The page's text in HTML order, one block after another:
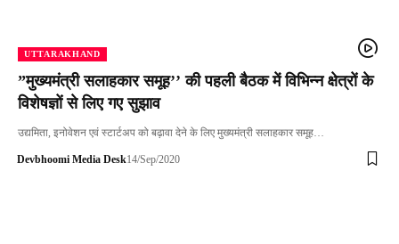
UTTARAKHAND
”मुख्यमंत्री सलाहकार समूह’’ की पहली बैठक में विभिन्न क्षेत्रों के
विशेषज्ञों से लिए गए सुझाव
उद्यमिता, इनोवेशन एवं स्टार्टअप को बढ़ावा देने के लिए मुख्यमंत्री सलाहकार समूह…
Devbhoomi Media Desk14/Sep/2020